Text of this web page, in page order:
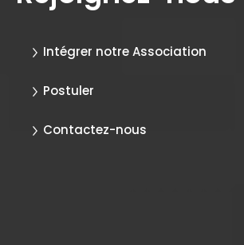
Intégrer notre Association
Postuler
Contactez-nous